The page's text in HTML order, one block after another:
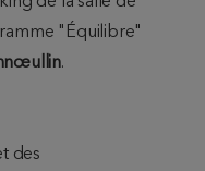
"Équilibre"
.
des